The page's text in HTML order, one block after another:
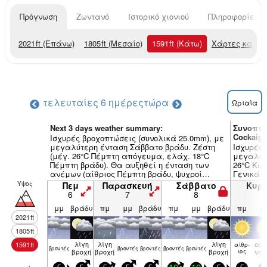
Πρόγνωση Ζωντανό Ιστορικό χιονιού Πληροφορίες
2021ft (Επάνω) 1805ft (Μεσαίο) 1591ft (Κάτω) Χάρτες
τελευταίες 6 ημέρεςτώρα Ωριαία
Next 3 days weather summary:
Ισχυρές βροχοπτώσεις (συνολικά 25.0mm), με
μεγαλύτερη ένταση Σάββατο βράδυ. Ζέστη
(μέγ. 26°C Πέμπτη απόγευμα, ελάχ. 18°C
Πέμπτη βράδυ). Θα αυξηθεί η ένταση των
ανέμων (αίθριος Πέμπτη βράδυ, ψυχροί
άνεμοι ΝΔ από Σάββατο βράδυ).
26°C
Γενικά
Υψος
2021ft
1805ft
1591ft
Πεμ
6
Παρασκευή
7
Σάββατο
8
μμ βράδυ πμ μμ βράδυ πμ μμ βράδυ πμ
βρον­τές λίγη
βροχή
λίγη
βροχή βρον­τές βρον­τές βρον­τές βρον­τές λίγη
βροχή
αίθρ­
ιος